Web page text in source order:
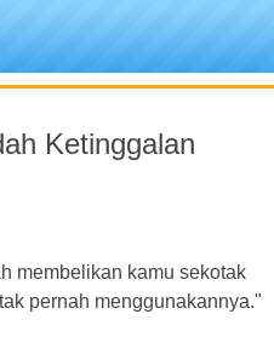
Ketinggalan
membelikan kamu sekotak
pernah menggunakannya."